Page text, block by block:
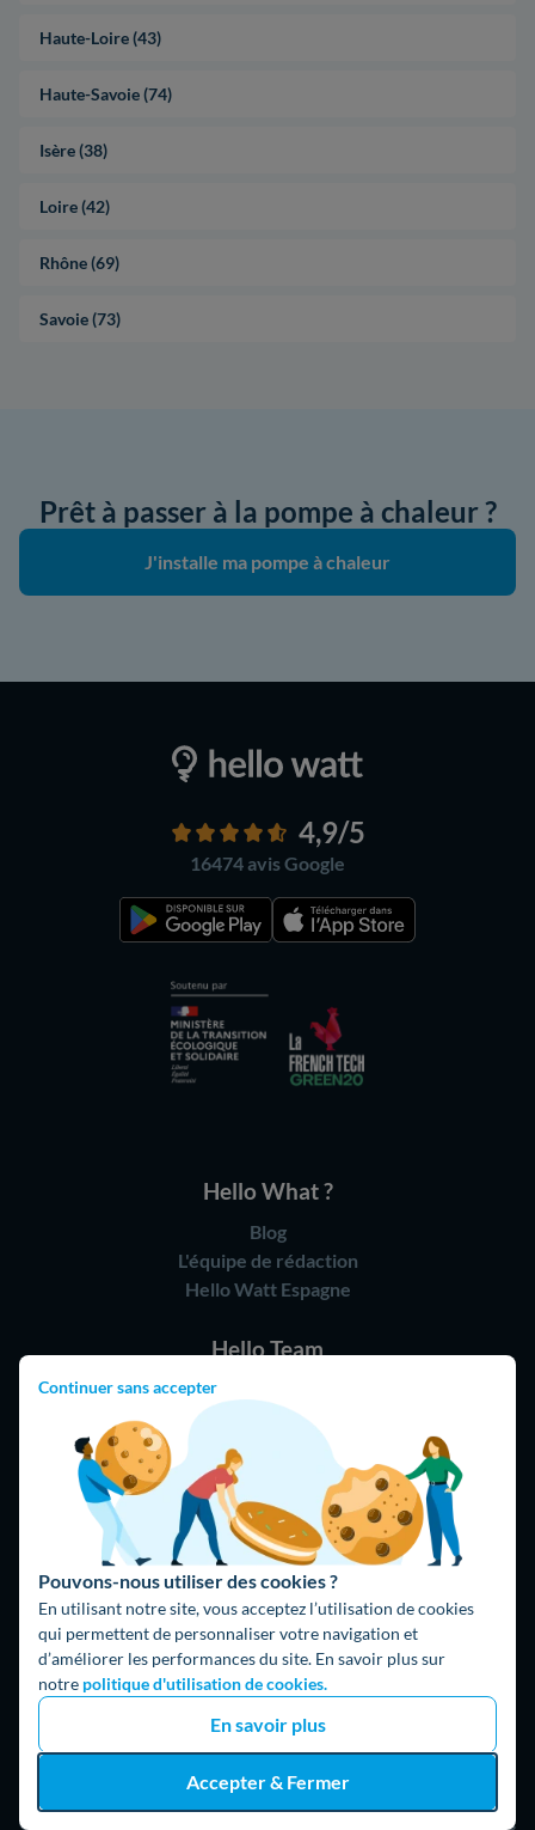
Continuer sans accepter
Pouvons-nous utiliser des cookies ?
En utilisant notre site, vous acceptez l’utilisation de cookies
qui permettent de personnaliser votre navigation et
d’améliorer les performances du site. En savoir plus sur
notre politique d'utilisation de cookies.
En savoir plus
Accepter & Fermer
Haute-Loire (43)
Haute-Savoie (74)
Isère (38)
Loire (42)
Rhône (69)
Savoie (73)
Prêt à passer à la pompe à chaleur ?
J'installe ma pompe à chaleur
4,9/5
16474 avisGoogle
Hello What ?
Blog
L'équipe de rédaction
Hello Watt Espagne
Hello Team
Parrainage
Rejoindre notre réseau d'artisans
Hello !
09 75 18 60 60(8h-21h)
75018 Paris
Fait avec ⚡ par Hello Watt
© 2026 Hello Watt | Données personnelles